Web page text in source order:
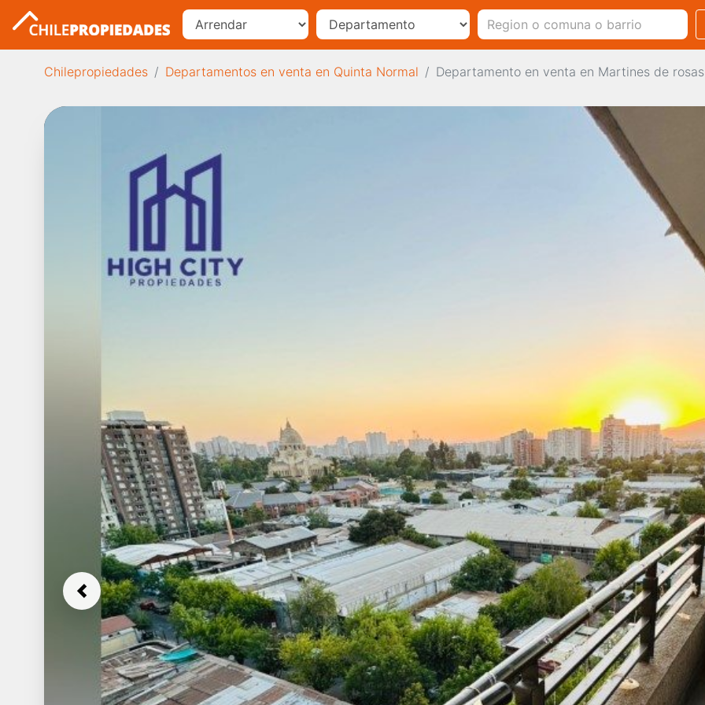
Chilepropiedades Departamentos en venta en Quinta Normal Departamento en venta en Martines de
Previous